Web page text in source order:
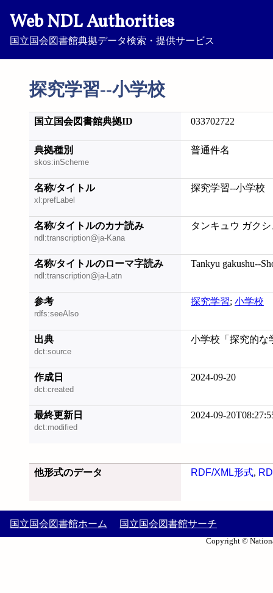
Web NDL Authorities
国立国会図書館典拠データ検索・提供サービス
探究学習--小学校
国立国会図書館典拠ID 033702722
典拠種別
skos:inScheme
普通件名
名称/タイトル
xl:prefLabel
探究学習--小学校
名称/タイトルのカナ読み
ndl:transcription@ja-Kana
タンキュウ ガク
名称/タイトルのローマ字読み
ndl:transcription@ja-Latn
Tankyu gakushu--
参考
rdfs:seeAlso
探究学習; 小学校
出典
dct:source
小学校「探究的な
作成日
dct:created
2024-09-20
最終更新日
dct:modified
2024-09-
他形式のデータ RDF/XML形式,
国立国会図書館ホーム 国立国会図書館サーチ
Copyright ©